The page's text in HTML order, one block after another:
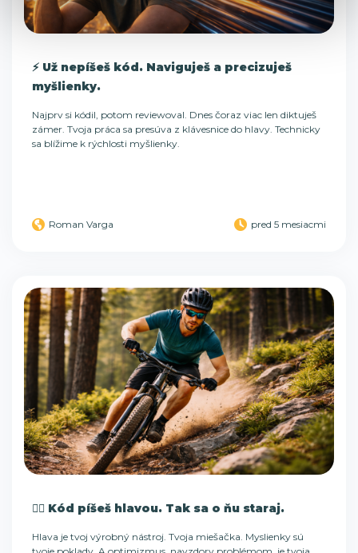
⚡ Už nepíšeš kód. Naviguješ a precizuješ
myšlienky.
Najprv si kódil, potom reviewoval. Dnes čoraz viac len diktuješ
zámer. Tvoja práca sa presúva z klávesnice do hlavy. Technicky
sa blížime k rýchlosti myšlienky.
Roman Varga pred 5 mesiacmi
🏃‍♂️ Kód píšeš hlavou. Tak sa o ňu staraj.
Hlava je tvoj výrobný nástroj. Tvoja miešačka. Myslienky sú